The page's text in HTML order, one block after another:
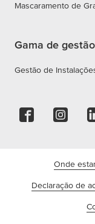
Mascaramento de
Gama de
Gestão de
Onde
Declaração de